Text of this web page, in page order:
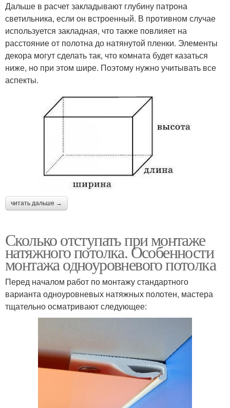
Дальше в расчет закладывают глубину патрона
светильника, если он встроенный. В противном случае
используется закладная, что также повлияет на
расстояние от полотна до натянутой пленки. Элементы
декора могут сделать так, что комната будет казаться
ниже, но при этом шире. Поэтому нужно учитывать все
аспекты.
читать дальше →
Сколько отступать при монтаже
натяжного потолка. Особенности
монтажа одноуровневого потолка
Перед началом работ по монтажу стандартного
варианта одноуровневых натяжных полотен, мастера
тщательно осматривают следующее: